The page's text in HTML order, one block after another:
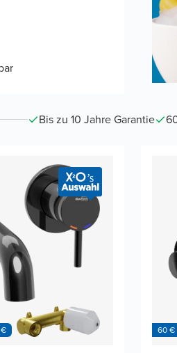
Bis zu 10 Jahre Garantie
60 €